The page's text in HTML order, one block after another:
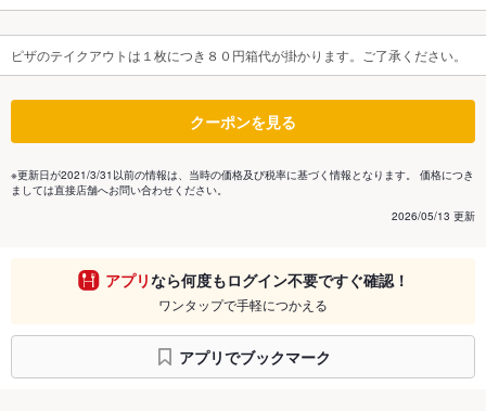
ピザのテイクアウトは１枚につき８０円箱代が掛かります。ご了承ください。
クーポンを見る
※更新日が2021/3/31以前の情報は、当時の価格及び税率に基づく情報となります。 価格につき
ましては直接店舗へお問い合わせください。
2026/05/13 更新
アプリなら何度もログイン不要ですぐ確認！
ワンタップで手軽につかえる
アプリでブックマーク